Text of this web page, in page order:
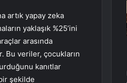
artık yapay zeka
yaklaşık %25’ini
arasında
Bu veriler, çocukların
kanıtlar
şekilde